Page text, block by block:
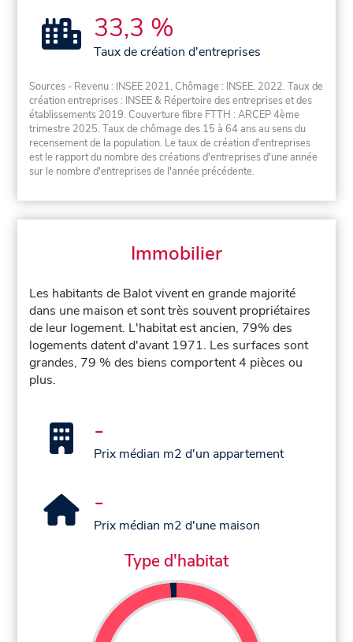
33,3 %
Taux de création d'entreprises
Sources - Revenu : INSEE 2021, Chômage : INSEE, 2022. Taux de
création entreprises : INSEE & Répertoire des entreprises et des
établissements 2019. Couverture fibre FTTH : ARCEP 4ème
trimestre 2025. Taux de chômage des 15 à 64 ans au sens du
recensement de la population. Le taux de création d'entreprises
est le rapport du nombre des créations d'entreprises d'une année
sur le nombre d'entreprises de l'année précédente.
Immobilier
Les habitants de Balot vivent en grande majorité
dans une maison et sont très souvent propriétaires
de leur logement. L'habitat est ancien, 79% des
logements datent d'avant 1971. Les surfaces sont
grandes, 79 % des biens comportent 4 pièces ou
plus.
-
Prix médian m2 d'un appartement
-
Prix médian m2 d'une maison
Type d'habitat